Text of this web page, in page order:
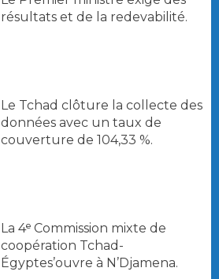
résultats et de la redevabilité.
Le Tchad clôture la collecte des
données avec un taux de
couverture de 104,33 %.
La 4ᵉ Commission mixte de
coopération Tchad-
Égyptes’ouvre à N’Djamena.